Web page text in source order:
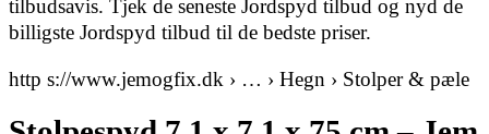
tilbudsavis. Tjek de seneste Jordspyd tilbud og nyd de
billigste Jordspyd tilbud til de bedste priser.
http s://www.jemogfix.dk › … › Hegn › Stolper & pæle